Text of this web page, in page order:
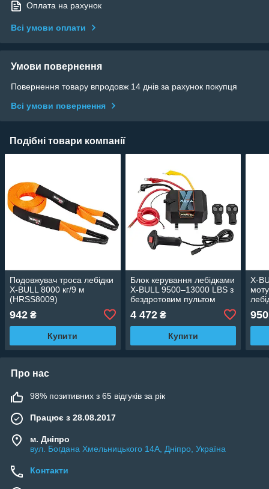
Оплата на рахунок
Всі умови оплати
Умови повернення
Повернення товару впродовж 14 днів за рахунок покупця
Всі умови повернення
Подібні товари компанії
Подовжувач троса лебідки
X-BULL 8000 кг/9 м
(HRSS8009)
942 ₴
Купити
Блок керування лебідками
X-BULL 9500–13000 LBS з
бездротовим пультом
дистанційного керування
4 472₴
Купити
X-
950
Про нас
98% позитивних з 65 відгуків за рік
Працює з 28.08.2017
м. Дніпро
вул. Богдана Хмельницького 14А, Дніпро, Україна
Контакти